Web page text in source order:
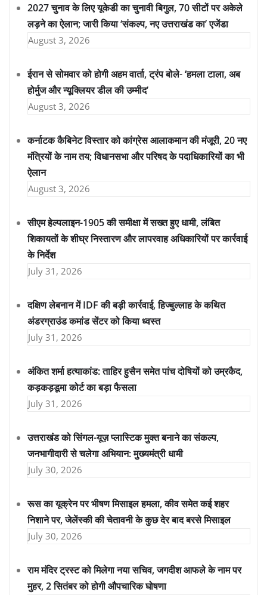
2027 चुनाव के लिए यूकेडी का चुनावी बिगुल, 70 सीटों पर अकेले
लड़ने का ऐलान; जारी किया ‘संकल्प, नए उत्तराखंड का’ एजेंडा
August 3, 2026
ईरान से सोमवार को होगी अहम वार्ता, ट्रंप बोले- ‘हमला टाला, अब
होर्मुज और न्यूक्लियर डील की उम्मीद’
August 3, 2026
कर्नाटक कैबिनेट विस्तार को कांग्रेस आलाकमान की मंजूरी, 20 नए
मंत्रियों के नाम तय; विधानसभा और परिषद के पदाधिकारियों का भी
ऐलान
August 3, 2026
सीएम हेल्पलाइन-1905 की समीक्षा में सख्त हुए धामी, लंबित
शिकायतों के शीघ्र निस्तारण और लापरवाह अधिकारियों पर कार्रवाई
के निर्देश
July 31, 2026
दक्षिण लेबनान में IDF की बड़ी कार्रवाई, हिज्बुल्लाह के कथित
अंडरग्राउंड कमांड सेंटर को किया ध्वस्त
July 31, 2026
अंकित शर्मा हत्याकांड: ताहिर हुसैन समेत पांच दोषियों को उम्रकैद,
कड़कड़डूमा कोर्ट का बड़ा फैसला
July 31, 2026
उत्तराखंड को सिंगल-यूज़ प्लास्टिक मुक्त बनाने का संकल्प,
जनभागीदारी से चलेगा अभियान: मुख्यमंत्री धामी
July 30, 2026
रूस का यूक्रेन पर भीषण मिसाइल हमला, कीव समेत कई शहर
निशाने पर, जेलेंस्की की चेतावनी के कुछ देर बाद बरसे मिसाइल
July 30, 2026
राम मंदिर ट्रस्ट को मिलेगा नया सचिव, जगदीश आफले के नाम पर
मुहर, 2 सितंबर को होगी औपचारिक घोषणा